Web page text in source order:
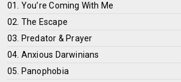
01. You’re Coming With Me
02. The Escape
03. Predator & Prayer
04. Anxious Darwinians
05. Panophobia